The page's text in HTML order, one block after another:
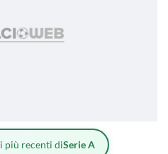
più recenti diSerie A